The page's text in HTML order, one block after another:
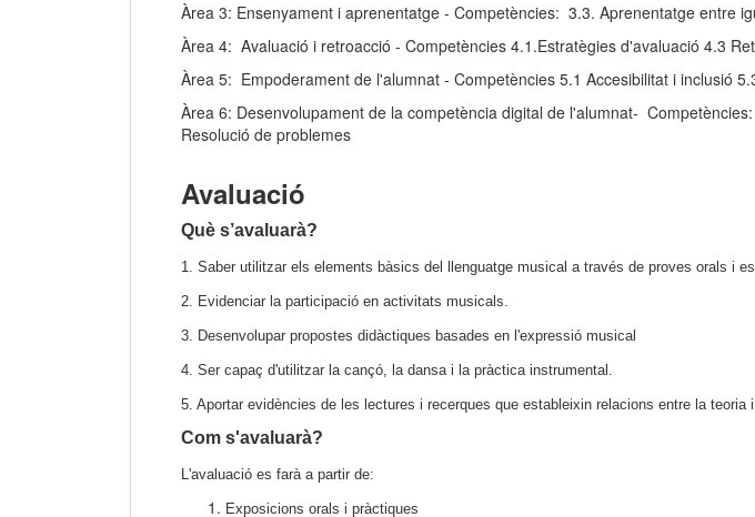
Àrea 3: Ensenyament i aprenentatge - Competències: 3.3. Aprenentatge entre
Àrea 4: Avaluació i retroacció - Competències 4.1.Estratègies d'avaluació 4.3
Àrea 5: Empoderament de l'alumnat - Competències 5.1 Accesibilitat i inclusió
Àrea 6: Desenvolupament de la competència digital de l'alumnat-
Resolució de problemes
Avaluació
Què s’avaluarà?
1. Saber utilitzar els elements bàsics del llenguatge musical a través de proves orals i
2. Evidenciar la participació en activitats musicals.
3. Desenvolupar propostes didàctiques basades en l'expressió musical
4. Ser capaç d'utilitzar la cançó, la dansa i la pràctica instrumental.
5. Aportar evidències de les lectures i recerques que estableixin relacions entre la teoria
Com s'avaluarà?
L'avaluació es farà a partir de:
Exposicions orals i pràctiques